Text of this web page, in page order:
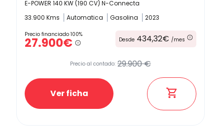
E-POWER 140 KW (190 CV) N-Connecta
33.900 Kms
Automatica Gasolina 2023
Precio financiado 100%
27.900€ Desde 434,32€ /mes
Precio al contado: 29.900 €
Ver ficha